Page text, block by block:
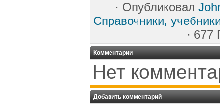
· Опубликовал
Справочники,
· 677
Комментарии
Нет
Добавить комментарий